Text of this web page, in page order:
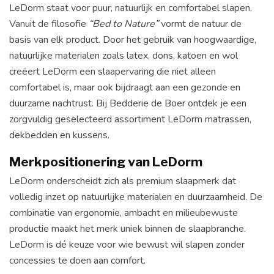
LeDorm staat voor puur, natuurlijk en comfortabel slapen.
Vanuit de filosofie “Bed to Nature”vormt de natuur de
basis van elk product. Door het gebruik van hoogwaardige,
natuurlijke materialen zoals latex, dons, katoen en wol
creëert LeDorm een slaapervaring die niet alleen
comfortabel is, maar ook bijdraagt aan een gezonde en
duurzame nachtrust. Bij Bedderie de Boer ontdek je een
zorgvuldig geselecteerd assortiment LeDorm matrassen,
dekbedden en kussens.
Merkpositionering van LeDorm
LeDorm onderscheidt zich als premium slaapmerk dat
volledig inzet op natuurlijke materialen en duurzaamheid. De
combinatie van ergonomie, ambacht en milieubewuste
productie maakt het merk uniek binnen de slaapbranche.
LeDorm is dé keuze voor wie bewust wil slapen zonder
concessies te doen aan comfort.